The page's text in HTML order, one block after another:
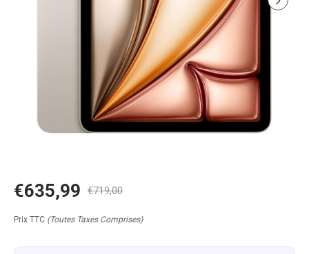
€635,99 €719,00
Prix TTC (Toutes Taxes Comprises)